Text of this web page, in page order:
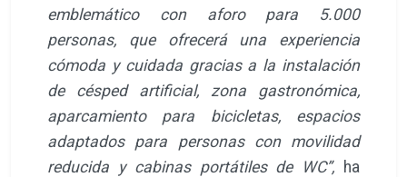
emblemático con aforo para 5.000
personas, que ofrecerá una experiencia
cómoda y cuidada gracias a la instalación
de césped artificial, zona gastronómica,
aparcamiento para bicicletas, espacios
adaptados para personas con movilidad
reducida y cabinas portátiles de WC”, ha